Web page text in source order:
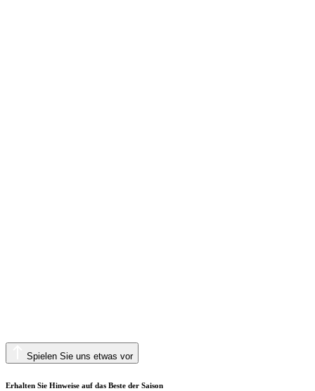
Spielen Sie uns etwas vor
Erhalten Sie Hinweise auf das Beste der Saison